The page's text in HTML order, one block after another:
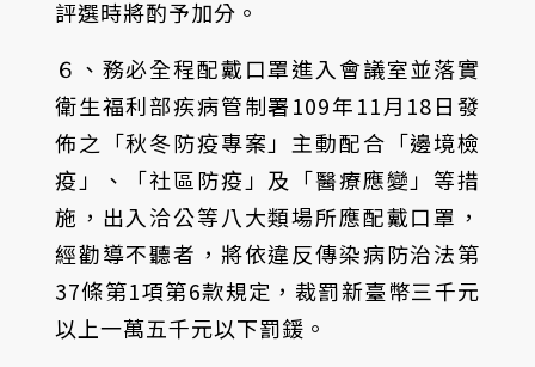
評選時將酌予加分。
６、務必全程配戴口罩進入會議室並落實
衛生福利部疾病管制署109年11月18日發
佈之「秋冬防疫專案」主動配合「邊境檢
疫」、「社區防疫」及「醫療應變」等措
施，出入洽公等八大類場所應配戴口罩，
經勸導不聽者，將依違反傳染病防治法第
37條第1項第6款規定，裁罰新臺幣三千元
以上一萬五千元以下罰鍰。